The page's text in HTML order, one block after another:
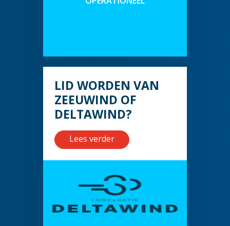
LID WORDEN VAN
ZEEUWIND OF
DELTAWIND?
Lees verder